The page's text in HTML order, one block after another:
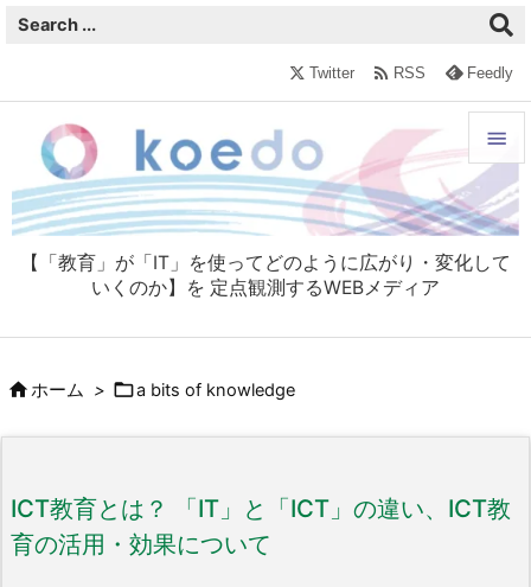
【「教育」が「IT」を使ってどのように広がり・変化して
いくのか】を 定点観測するWEBメディア


メニュ

Twitter  RSS Feedly
ホーム > a bits of knowledge
ICT教育とは？ 「IT」と「ICT」の違い、ICT教
育の活用・効果について